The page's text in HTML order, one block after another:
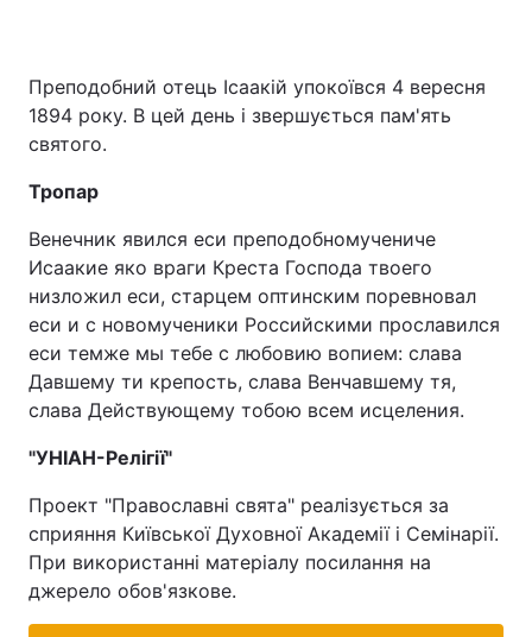
Преподобний отець Ісаакій упокоївся 4 вересня
1894 року. В цей день і звершується пам'ять
святого.
Тропар
Венечник явился еси преподобномучениче
Исаакие яко враги Креста Господа твоего
низложил еси, старцем оптинским поревновал
еси и с новомученики Российскими прославился
еси темже мы тебе с любовию вопием: слава
Давшему ти крепость, слава Венчавшему тя,
слава Действующему тобою всем исцеления.
"УНІАН-Релігії"
Проект "Православні свята" реалізується за
сприяння Київської Духовної Академії і Семінарії.
При використанні матеріалу посилання на
джерело обов'язкове.